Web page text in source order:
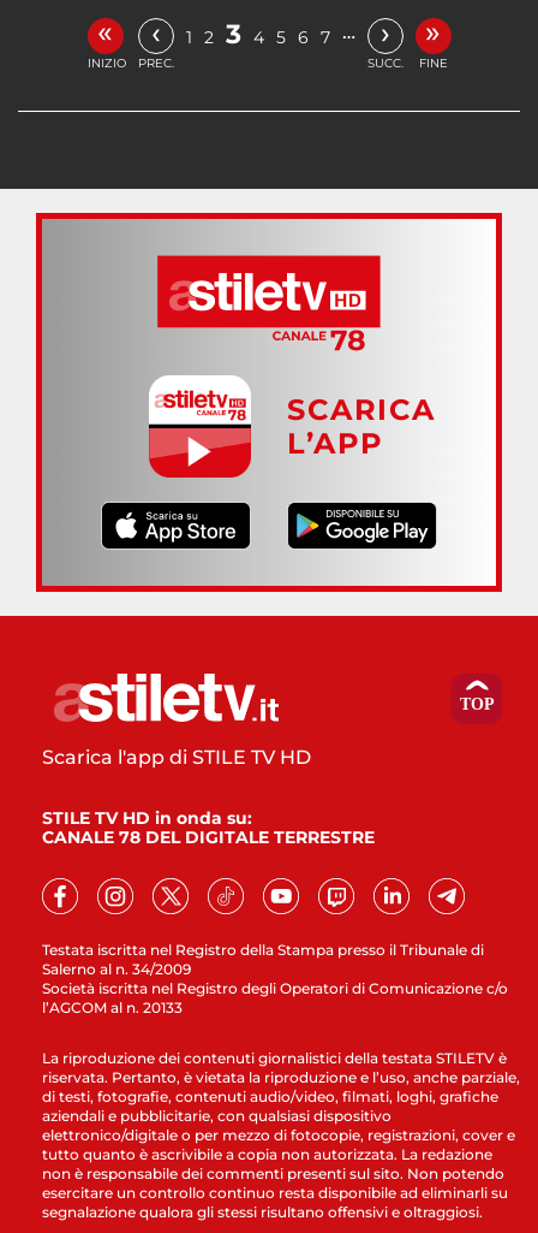
«
INIZIO
‹
PREC.
1 2 3 4 5 6 7 … ›
SUCC.
»
FINE
SCARICA
L’APP
Testata iscritta nel Registro della Stampa presso il Tribunale di
Salerno al n. 34/2009
Società iscritta nel Registro degli Operatori di Comunicazione c/o
l’AGCOM al n. 20133
Scarica l'app di STILE TV HD
STILE TV HD in onda su:
CANALE 78 DEL DIGITALE TERRESTRE
La riproduzione dei contenuti giornalistici della testata STILETV è
riservata. Pertanto, è vietata la riproduzione e l’uso, anche parziale,
di testi, fotografie, contenuti audio/video, filmati, loghi, grafiche
aziendali e pubblicitarie, con qualsiasi dispositivo
elettronico/digitale o per mezzo di fotocopie, registrazioni, cover e
tutto quanto è ascrivibile a copia non autorizzata. La redazione
non è responsabile dei commenti presenti sul sito. Non potendo
esercitare un controllo continuo resta disponibile ad eliminarli su
segnalazione qualora gli stessi risultano offensivi e oltraggiosi.